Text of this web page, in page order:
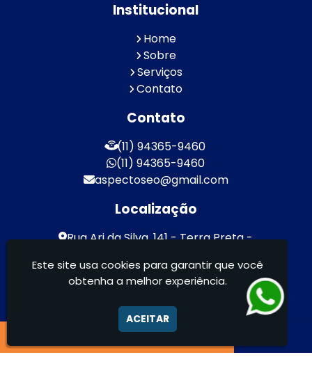
Institucional
Home
Sobre
Serviços
Contato
Contato
(11) 94365-9460
(11) 94365-9460
aspectoseo@gmail.com
Localização
Rua Ari da Silva, 141 - Terra Preta -
Aspecto Comunicação Visual Ltda -
Este site usa cookies para garantir que você
obtenha a melhor experiência.
ACEITAR